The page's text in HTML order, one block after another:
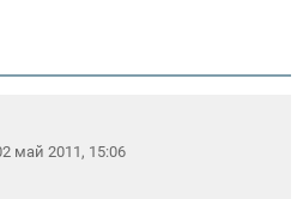
май 2011, 15:06